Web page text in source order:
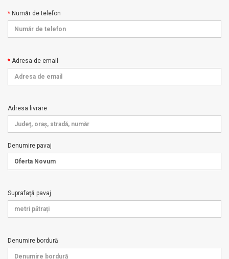
Număr de telefon
Adresa de email
Adresa livrare
Denumire pavaj
Suprafață pavaj
Denumire bordură